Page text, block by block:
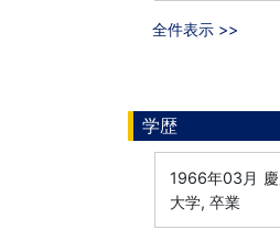
全件表示 >>
学歴
1966年03月
大学, 卒業